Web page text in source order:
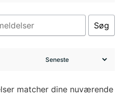
Søg
matcher dine nuværende